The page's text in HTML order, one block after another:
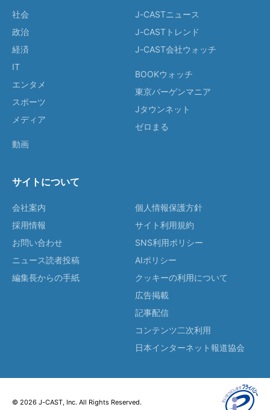
社会
政治
経済
IT
エンタメ
スポーツ
メディア
動画
J-CASTニュース
J-CASTトレンド
J-CAST会社ウォッチ
BOOKウォッチ
東京バーゲンマニア
Jタウンネット
ゼロまる
サイトについて
会社案内
採用情報
お問い合わせ
ニュース読者投稿
編集長からの手紙
個人情報保護方針
サイト利用規約
SNS利用ポリシー
AIポリシー
クッキーの利用について
広告掲載
記事配信
コンテンツ二次利用
日本インターネット報道協会
© 2026 J-CAST, Inc. All Rights Reserved.